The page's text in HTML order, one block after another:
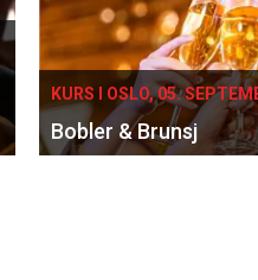
KURS I OSLO, 05.
Bobler & Brunsj